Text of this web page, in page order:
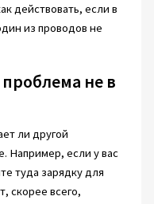
действовать, если в
из проводов не
не в
ли другой
Например, если у вас
туда зарядку для
скорее всего,